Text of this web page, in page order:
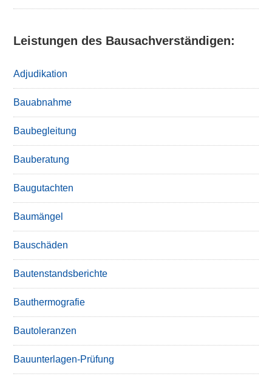
Leistungen des Bausachverständigen:
Adjudikation
Bauabnahme
Baubegleitung
Bauberatung
Baugutachten
Baumängel
Bauschäden
Bautenstandsberichte
Bauthermografie
Bautoleranzen
Bauunterlagen-Prüfung